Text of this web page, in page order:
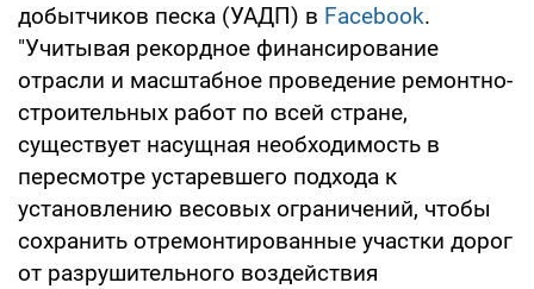
добытчиков песка (УАДП) в Facebook.
"Учитывая рекордное финансирование
отрасли и масштабное проведение ремонтно-
строительных работ по всей стране,
существует насущная необходимость в
пересмотре устаревшего подхода к
установлению весовых ограничений, чтобы
сохранить отремонтированные участки дорог
от разрушительного воздействия